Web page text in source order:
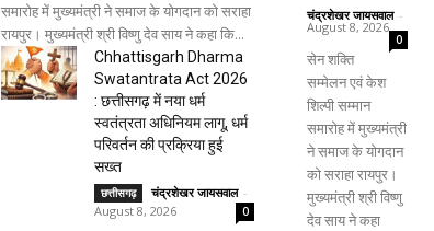
समारोह में मुख्यमंत्री ने समाज के योगदान को सराहा
रायपुर। मुख्यमंत्री श्री विष्णु देव साय ने कहा कि...
Chhattisgarh Dharma
Swatantrata Act 2026
: छत्तीसगढ़ में नया धर्म
स्वतंत्रता अधिनियम लागू, धर्म
परिवर्तन की प्रक्रिया हुई
सख्त
छत्तीसगढ़ चंद्रशेखर जायसवाल -
August 8, 2026
0
चंद्रशेखर जायसवाल -
August 8, 2026
0
सेन शक्ति
सम्मेलन एवं केश
शिल्पी सम्मान
समारोह में मुख्यमंत्री
ने समाज के योगदान
को सराहा रायपुर।
मुख्यमंत्री श्री विष्णु
देव साय ने कहा